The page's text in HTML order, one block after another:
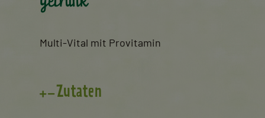
Multi-Vital mit Provitamin
Zutaten